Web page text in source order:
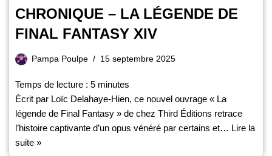
CHRONIQUE – LA LÉGENDE DE
FINAL FANTASY XIV
Pampa Poulpe 15 septembre 2025
Temps de lecture : 5 minutes
Écrit par Loïc Delahaye-Hien, ce nouvel ouvrage « La
légende de Final Fantasy » de chez Third Éditions retrace
l’histoire captivante d’un opus vénéré par certains et… Lire la
suite »